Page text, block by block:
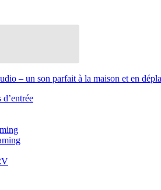
– un son parfait à la maison et en